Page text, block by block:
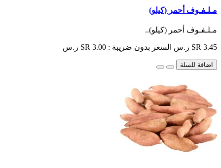
مـلـفـوف أحمر (كيلو)
مـلـفـوف أحمر (كيلو)..
SR 3.45 ر.س السعر بدون ضريبة : SR 3.00 ر.س
اضافة للسلة